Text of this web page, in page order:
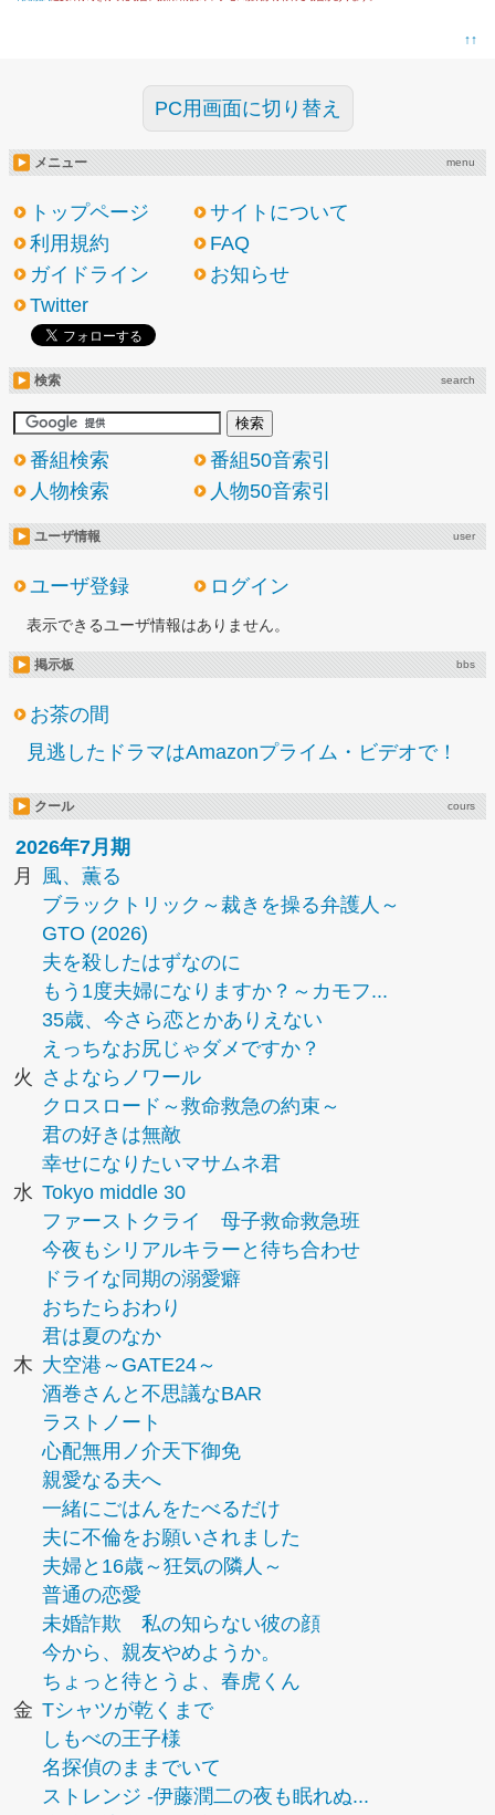
↑↑
PC用画面に切り替え
メニュー menu
トップページ
サイトについて
利用規約
FAQ
ガイドライン
お知らせ
Twitter
検索 search
番組検索
番組50音索引
人物検索
人物50音索引
ユーザ情報 user
ユーザ登録 ログイン
表示できるユーザ情報はありません。
掲示板 bbs
お茶の間
見逃したドラマはAmazonプライム・ビデオで！
クール cours
2026年7月期
月
風、薫る
ブラックトリック～裁きを操る弁護人～
GTO (2026)
夫を殺したはずなのに
もう1度夫婦になりますか？～カモフ...
35歳、今さら恋とかありえない
えっちなお尻じゃダメですか？
火
さよならノワール
クロスロード～救命救急の約束～
君の好きは無敵
幸せになりたいマサムネ君
水 Tokyo middle 30
ファーストクライ 母子救命救急班
今夜もシリアルキラーと待ち合わせ
ドライな同期の溺愛癖
おちたらおわり
君は夏のなか
木 大空港～GATE24～
酒巻さんと不思議なBAR
ラストノート
心配無用ノ介天下御免
親愛なる夫へ
一緒にごはんをたべるだけ
夫に不倫をお願いされました
夫婦と16歳～狂気の隣人～
普通の恋愛
未婚詐欺 私の知らない彼の顔
今から、親友やめようか。
ちょっと待とうよ、春虎くん
金 Tシャツが乾くまで
しもべの王子様
名探偵のままでいて
ストレンジ -伊藤潤二の夜も眠れぬ...